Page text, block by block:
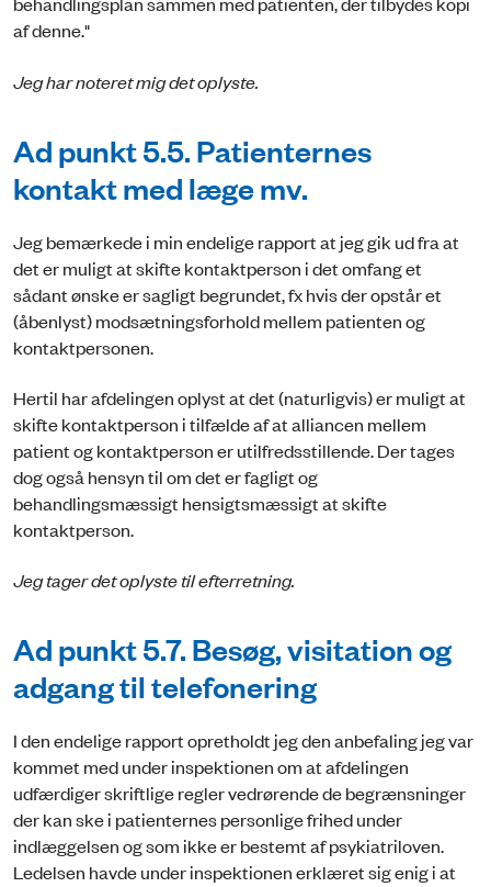
af denne."
Jeg har noteret mig det oplyste.
Ad punkt 5.5. Patienternes
kontakt med læge mv.
Jeg bemærkede i min endelige rapport at jeg gik ud fra at
det er muligt at skifte kontaktperson i det omfang et
sådant ønske er sagligt begrundet, fx hvis der opstår et
(åbenlyst) modsætningsforhold mellem patienten og
kontaktpersonen.
Hertil har afdelingen oplyst at det (naturligvis) er muligt at
skifte kontaktperson i tilfælde af at alliancen mellem
patient og kontaktperson er utilfredsstillende. Der tages
dog også hensyn til om det er fagligt og
behandlingsmæssigt hensigtsmæssigt at skifte
kontaktperson.
Jeg tager det oplyste til efterretning.
Ad punkt 5.7. Besøg, visitation og
adgang til telefonering
I den endelige rapport opretholdt jeg den anbefaling jeg var
kommet med under inspektionen om at afdelingen
udfærdiger skriftlige regler vedrørende de begrænsninger
der kan ske i patienternes personlige frihed under
indlæggelsen og som ikke er bestemt af psykiatriloven.
Ledelsen havde under inspektionen erklæret sig enig i at